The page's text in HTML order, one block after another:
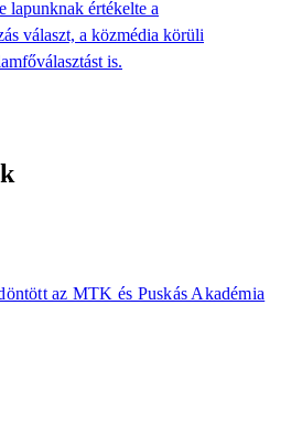
lapunknak értékelte a
választ, a közmédia körüli
is.
az MTK és Puskás Akadémia